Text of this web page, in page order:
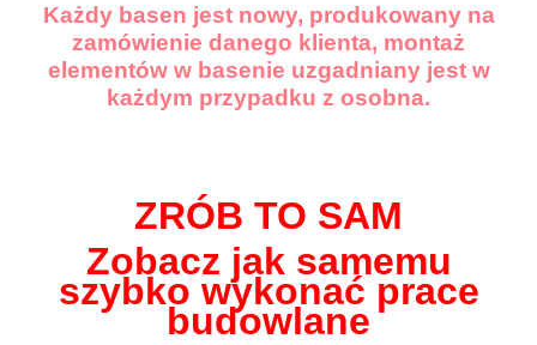
Każdy basen jest nowy, produkowany na
zamówienie danego klienta, montaż
elementów w basenie uzgadniany jest w
każdym przypadku z osobna.
ZRÓB TO SAM
Zobacz jak samemu
szybko wykonać prace
budowlane